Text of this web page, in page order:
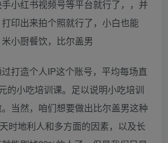
小红书视频号等平台就行了，，并
印出来拍个照就行了，小白也能
小厨餐饮，比尔盖男
打造个人IP这个账号，平均每场直
的小吃培训课。足以说明小吃培训
当然，咱们想要做出比尔盖男这种
时地利人和多方面的因素，以及长